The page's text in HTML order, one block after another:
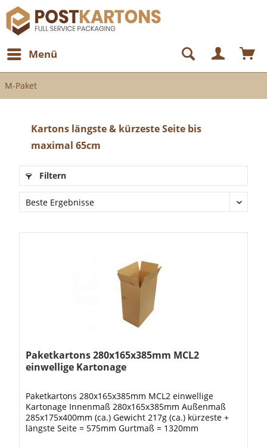
Menü
M-Paket
Kartons längste & kürzeste Seite bis
maximal 65cm
Filtern
Paketkartons 280x165x385mm MCL2
einwellige Kartonage
Paketkartons 280x165x385mm MCL2 einwellige
Kartonage Innenmaß 280x165x385mm Außenmaß
285x175x400mm (ca.) Gewicht 217g (ca.) kürzeste +
längste Seite = 575mm Gurtmaß = 1320mm